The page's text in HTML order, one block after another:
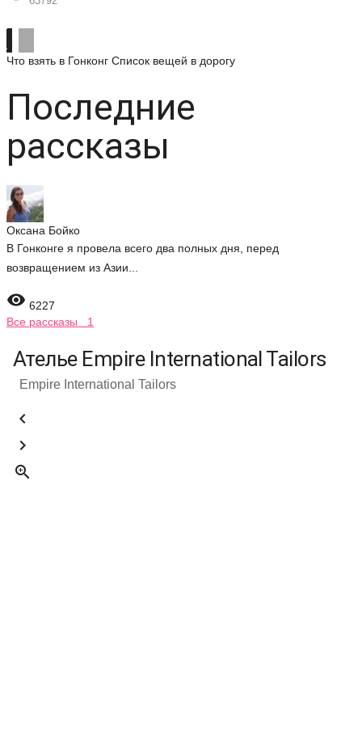
Что взять в Гонконг Список вещей в дорогу
Последние
рассказы
Оксана Бойко
В Гонконге я провела всего два полных дня, перед
возвращением из Азии...
 6227
Все рассказы 1
Ателье Empire International Tailors
Empire International Tailors


